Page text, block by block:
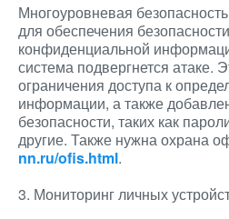
Многоуровневая
для обеспечения
конфиденциальной
система подвергнется атаке.
ограничения доступа к
информации, а также
безопасности, таких как
другие. Также нужна охрана
nn.ru/ofis.html.
3. Мониторинг личных